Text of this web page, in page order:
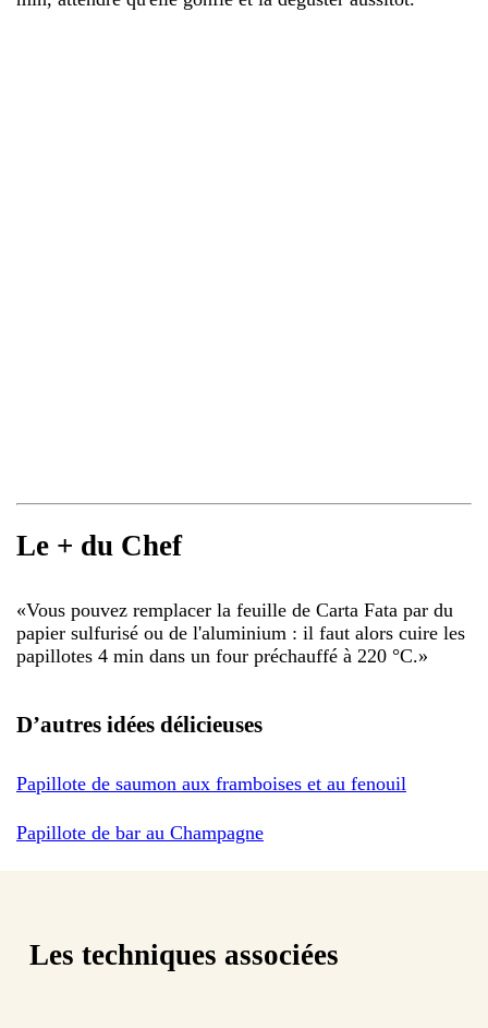
Le + du Chef
«Vous pouvez remplacer la feuille de Carta Fata par du
papier sulfurisé ou de l'aluminium : il faut alors cuire les
papillotes 4 min dans un four préchauffé à 220 °C.»
D’autres idées délicieuses
Papillote de saumon aux framboises et au fenouil
Papillote de bar au Champagne
Les techniques associées